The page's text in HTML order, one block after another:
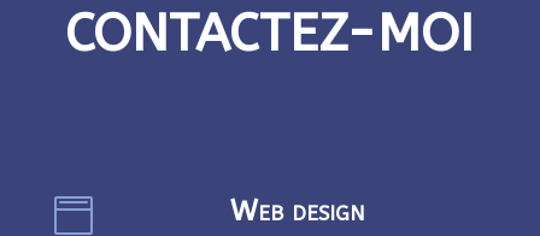
CONTACTEZ-MOI
 Web design